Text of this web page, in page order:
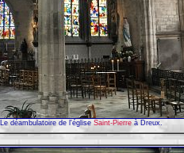
Le déambulatoire de l'église Saint-Pierre à Dreux.